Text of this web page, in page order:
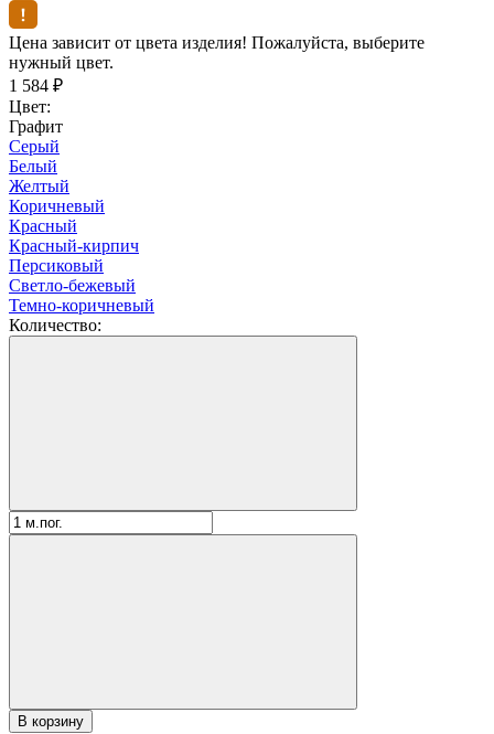
Цена зависит от цвета изделия! Пожалуйста, выберите
нужный цвет.
1 584 ₽
Цвет:
Графит
Серый
Белый
Желтый
Коричневый
Красный
Красный-кирпич
Персиковый
Светло-бежевый
Темно-коричневый
Количество:
В корзину